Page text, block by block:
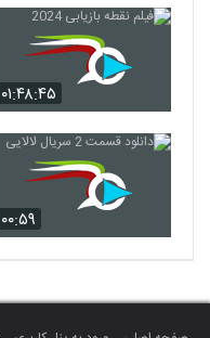
۰۱:۴۸:۴۵
۰۰:۵۹